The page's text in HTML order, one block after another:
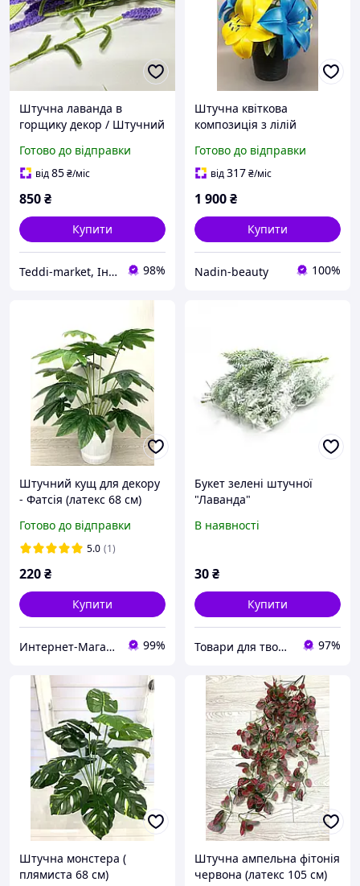
Штучна лаванда в
горщику декор / Штучний
Готово до відправки
від85₴/міс
850₴
Купити
Teddi-market, Інтернет маркет 98%
Штучна квіткова
композиція з лілій
для кладовища та Алеї
Слави
Готово до відправки
від317₴/міс
1 900₴
Купити
Nadin-beauty 100%
Штучний кущ для декору
- Фатсія (латекс 68 см)
Готово до відправки
5.0 (1)
220₴
Купити
Интернет-Магазин искусственных цветов Kvitochky 99%
Букет зелені штучної
"Лаванда"
В наявності
30₴
Купити
Товари для творчості "Чарівний Світ" 97%
Штучна монстера (
плямиста 68 см)
Штучна ампельна фітонія
червона (латекс 105 см)